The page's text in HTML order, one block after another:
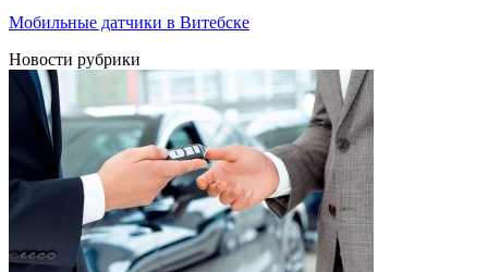
Мобильные датчики в Витебске
Новости рубрики